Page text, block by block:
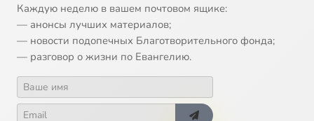
Каждую неделю в вашем почтовом ящике:
— анонсы лучших материалов;
— новости подопечных Благотворительного фонда;
— разговор о жизни по Евангелию.